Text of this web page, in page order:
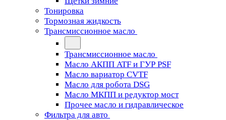
Тонировка
Тормозная жидкость
Трансмиссионное масло
Трансмиссионное масло
Масло АКПП ATF и ГУР PSF
Масло вариатор CVTF
Масло для робота DSG
Масло МКПП и редуктор мост
Прочее масло и гидравлическое
Фильтра для авто